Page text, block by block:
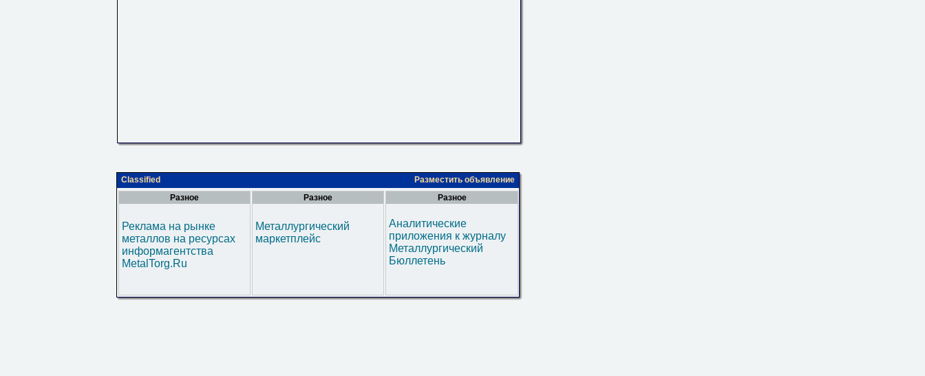
Classified
Разместить объявление
Разное
Реклама на рынке
металлов на ресурсах
информагентства
MetalTorg.Ru
Разное
Металлургический
маркетплейс
Разное
Аналитические
приложения к журналу
Металлургический
Бюллетень